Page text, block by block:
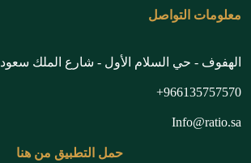
معلومات التواصل
الهفوف - حي السلام الأول - شارع الملك سعود
966135757570+
Info@ratio.sa
حمل التطبيق من هنا